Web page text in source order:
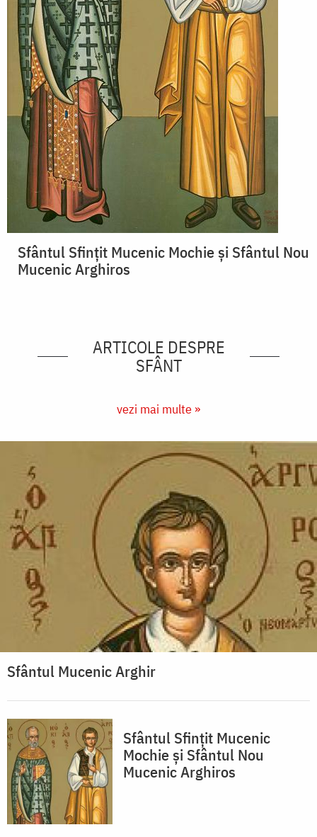
Sfântul Sfințit Mucenic Mochie și Sfântul Nou
Mucenic Arghiros
ARTICOLE DESPRE
SFÂNT
vezi mai multe »
Sfântul Mucenic Arghir
Sfântul Sfințit Mucenic
Mochie și Sfântul Nou
Mucenic Arghiros